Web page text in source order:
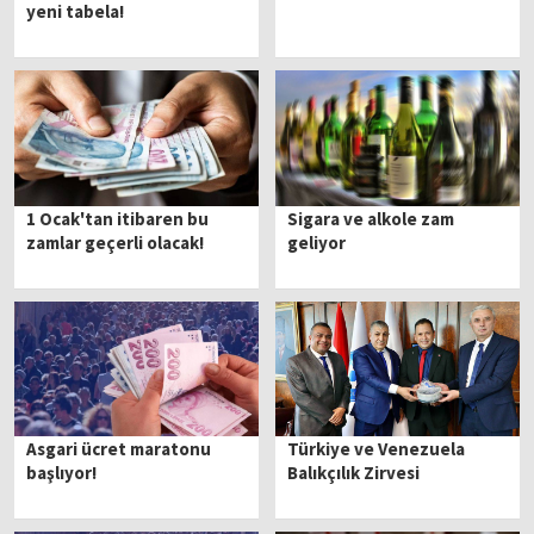
yeni tabela!
1 Ocak'tan itibaren bu
zamlar geçerli olacak!
Sigara ve alkole zam
geliyor
Asgari ücret maratonu
başlıyor!
Türkiye ve Venezuela
Balıkçılık Zirvesi